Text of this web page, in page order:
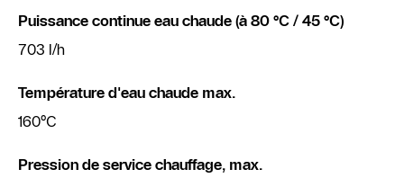
Puissance continue eau chaude (à 80 °C / 45 °C)
703 l/h
Température d'eau chaude max.
160°C
Pression de service chauffage, max.